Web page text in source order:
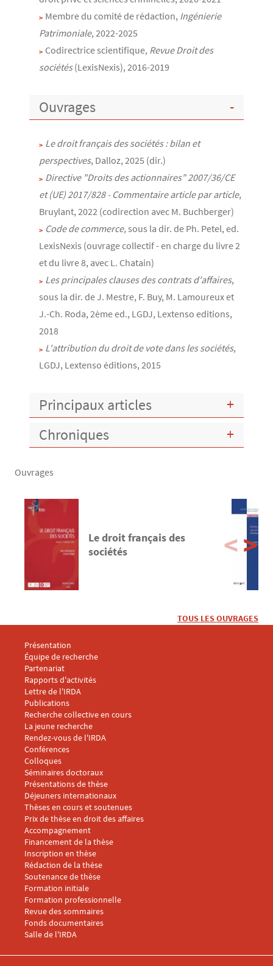
Membre du comité de rédaction, Ingénierie
Patrimoniale, 2022-2025
Codirectrice scientifique, Revue Droit des
sociétés(LexisNexis), 2016-2019
Ouvrages
Le droit français des sociétés : bilan et
perspectives, Dalloz, 2025 (dir.)
Directive "Droits des actionnaires" 2007/36/CE
et (UE) 2017/828 - Commentaire article par article,
Bruylant, 2022 (codirection avec M. Buchberger)
Code de commerce,sous la dir. de Ph. Petel, ed.
LexisNexis (ouvrage collectif - en charge du livre 2
et du livre 8, avec L. Chatain)
Les principales clauses des contrats d'affaires,
sous la dir. de J. Mestre, F. Buy, M. Lamoureux et
J.-Ch. Roda, 2ème ed., LGDJ, Lextenso editions,
2018
L'attribution du droit de vote dans les sociétés,
LGDJ, Lextenso éditions, 2015
Principaux articles
Chroniques
Ouvrages
Le droit français des
sociétés
TOUS LES OUVRAGES
Menu footer IRDA 1
Présentation
Équipe de recherche
Partenariat
Rapports d'activités
Lettre de l'IRDA
Menu footer IRDA 2
Publications
Recherche collective en cours
La jeune recherche
Rendez-vous de l'IRDA
Conférences
Menu footer IRDA 3
Colloques
Séminaires doctoraux
Présentations de thèse
Déjeuners internationaux
Thèses en cours et soutenues
Prix de thèse en droit des affaires
Menu footer IRDA 4
Accompagnement
Financement de la thèse
Inscription en thèse
Rédaction de la thèse
Soutenance de thèse
Menu footer IRDA 5
Formation initiale
Formation professionnelle
Revue des sommaires
Fonds documentaires
Salle de l'IRDA